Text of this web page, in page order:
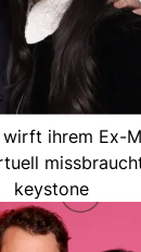
wirft ihrem Ex-
keystone